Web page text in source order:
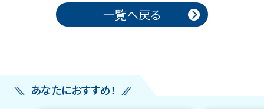
投稿ナビゲーション 一覧へ戻る
あなたにおすすめ！